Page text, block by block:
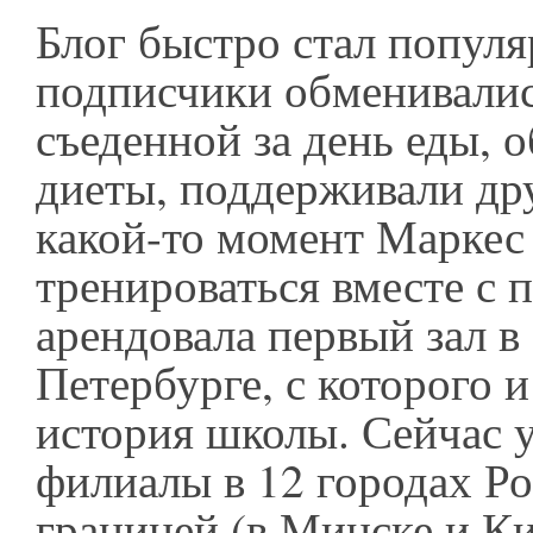
Блог быстро стал
подписчики
съеденной за день еды,
диеты, поддерживали
какой-то момент
тренироваться вместе с
арендовала первый зал
Петербурге, с которого
история школы. Сейчас
филиалы в 12 городах